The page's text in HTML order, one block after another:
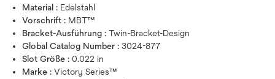
Material : Edelstahl
Vorschrift : MBT™
Bracket-Ausführung : Twin-Bracket-Design
Global Catalog Number : 3024-877
Slot Größe : 0.022 in
Marke : Victory Series™